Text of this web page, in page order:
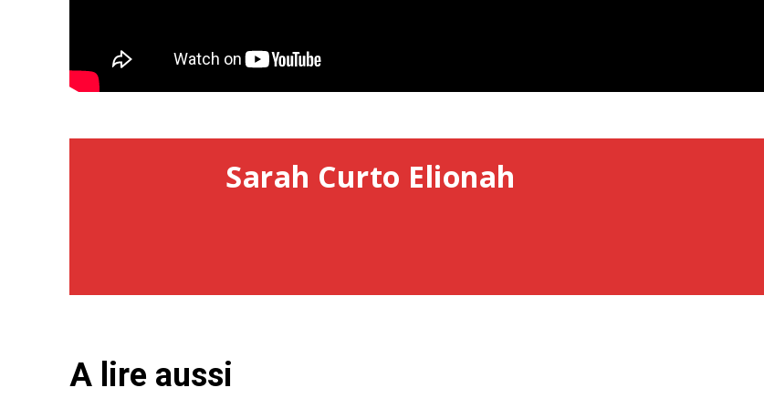
Sarah Curto Elionah
A lire aussi